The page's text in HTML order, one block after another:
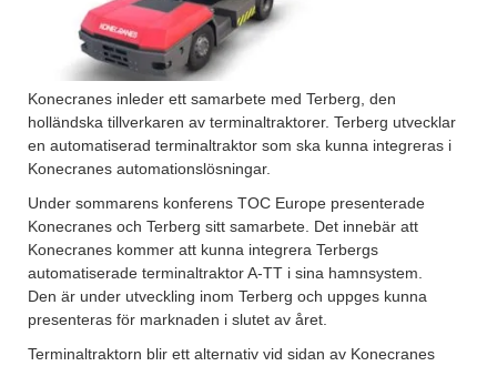
Konecranes inleder ett samarbete med Terberg, den
holländska tillverkaren av terminaltraktorer. Terberg utvecklar
en automatiserad terminaltraktor som ska kunna integreras i
Konecranes automationslösningar.
Under sommarens konferens TOC Europe presenterade
Konecranes och Terberg sitt samarbete. Det innebär att
Konecranes kommer att kunna integrera Terbergs
automatiserade terminaltraktor A-TT i sina hamnsystem.
Den är under utveckling inom Terberg och uppges kunna
presenteras för marknaden i slutet av året.
Terminaltraktorn blir ett alternativ vid sidan av Konecranes